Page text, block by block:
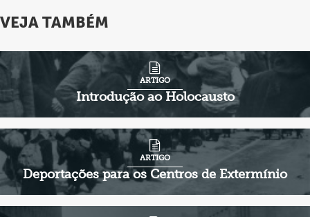
VEJA TAMBÉM
Introdução ao Holocausto
ARTIGO
Deportações para os Centros de Extermínio
ARTIGO